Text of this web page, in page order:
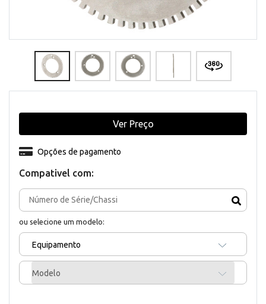
Compativel com:
ou selecione um modelo:
Equipamento
Modelo
Opções de pagamento
Ver Preço